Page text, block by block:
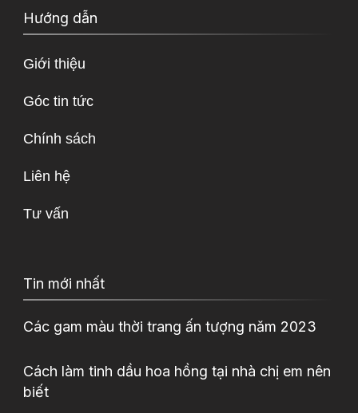
Hướng dẫn
Giới thiệu
Góc tin tức
Chính sách
Liên hệ
Tư vấn
Tin mới nhất
Các gam màu thời trang ấn tượng năm 2023
Cách làm tinh dầu hoa hồng tại nhà chị em nên
biết